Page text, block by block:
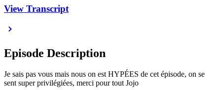
View Transcript
Episode Description
Je sais pas vous mais nous on est HYPÉES de cet épisode, on se
sent super privilégiées, merci pour tout Jojo